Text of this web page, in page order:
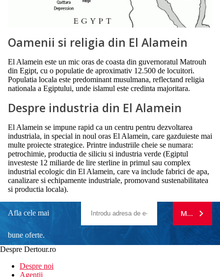
Oamenii si religia din El Alamein
El Alamein este un mic oras de coasta din guvernoratul Matrouh
din Egipt, cu o populatie de aproximativ 12.500 de locuitori.
Populatia locala este predominant musulmana, reflectand religia
nationala a Egiptului, unde islamul este credinta majoritara.
Despre industria din El Alamein
El Alamein se impune rapid ca un centru pentru dezvoltarea
industriala, in special in noul oras El Alamein, care gazduieste mai
multe proiecte strategice. Printre industriile cheie se numara:
petrochimie, productia de siliciu si industria verde (Egiptul
investeste 12 miliarde de lire sterline in primul sau complex
industrial ecologic din El Alamein, care va include fabrici de apa,
canalizare si echipamente industriale, promovand sustenabilitatea
si productia locala).
Afla cele mai
bune oferte.
MA
Despre Dertour.ro
Despre noi
Agentii